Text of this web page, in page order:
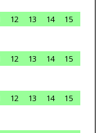
12 13 14
15
12 13 14
15
12 13 14
15